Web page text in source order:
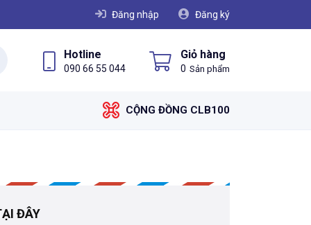
Đăng nhập Đăng ký
CỘNG ĐỒNG CLB100
Hotline
090 66 55 044
Giỏ hàng
0
ĐÂY